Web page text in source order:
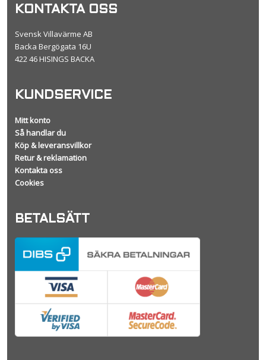
KONTAKTA OSS
Svensk Villavärme AB
Backa Bergögata 16U
422 46 HISINGS BACKA
KUNDSERVICE
Mitt konto
Så handlar du
Köp & leveransvillkor
Retur & reklamation
Kontakta oss
Cookies
BETALSÄTT